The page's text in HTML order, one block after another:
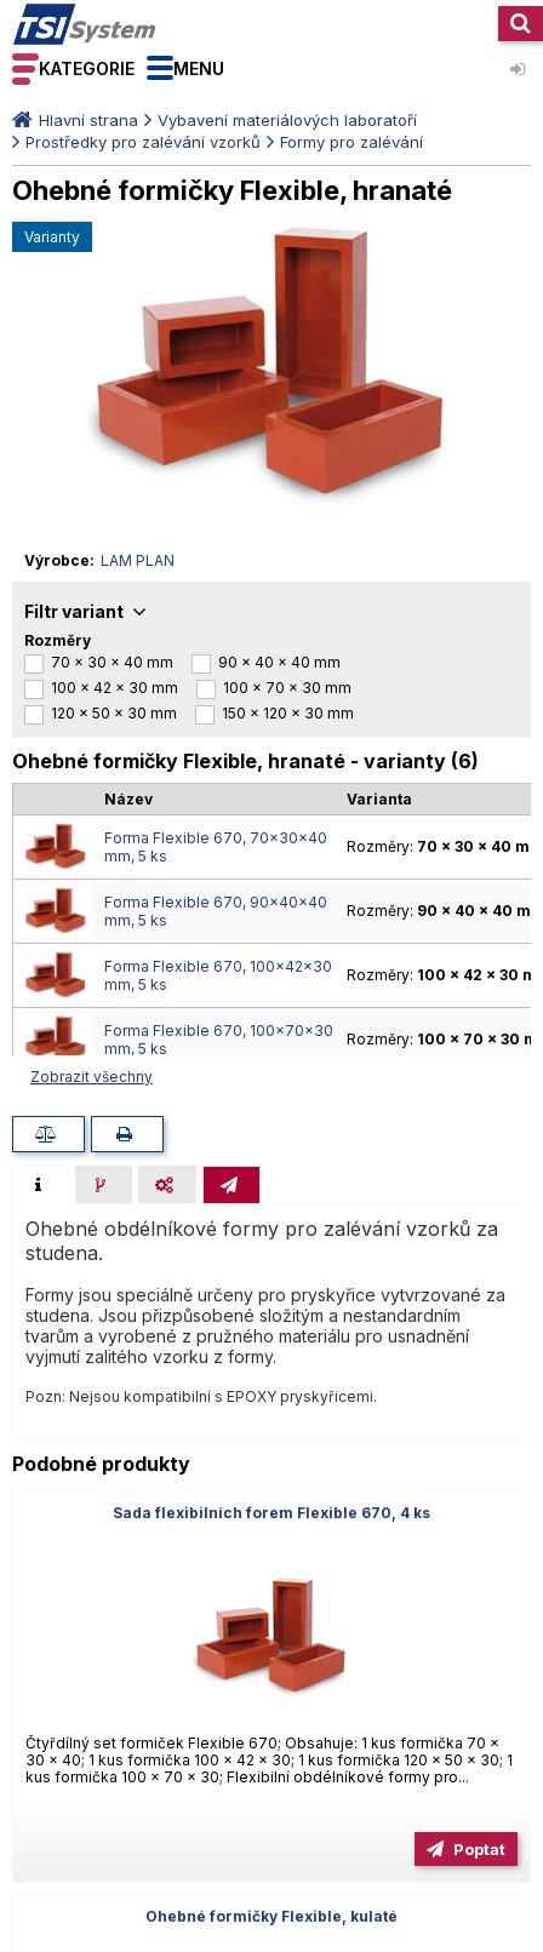
KATEGORIE MENU
Hlavní strana
Vybavení materiálových laboratoří
Prostředky pro zalévání vzorků
Formy pro zalévání
Ohebné formičky Flexible, hranaté
varianty
Výrobce LAM PLAN
Filtr variant
Rozměry
70 x 30 x 40 mm
90 x 40 x 40 mm
100 x 42 x 30 mm
100 x 70 x 30 mm
120 x 50 x 30 mm
150 x 120 x 30 mm
Ohebné formičky Flexible, hranaté - varianty (6)
Název Varianta
Forma Flexible 670, 70×30×40
mm, 5 ks
Rozměry: 70 x 30 x 40 mm
Forma Flexible 670, 90×40×40
mm, 5 ks
Rozměry: 90 x 40 x 40
Forma Flexible 670, 100×42×30
mm, 5 ks
Rozměry: 100 x 42 x 30
Forma Flexible 670, 100×70×30
mm, 5 ks
Rozměry: 100 x 70 x 30
mm, 5 ks
Forma Flexible 670,
150×120×30 mm, 5 ks
Zobrazit všechny
Ohebné obdélníkové formy pro zalévání vzorků za
studena.
Formy jsou speciálně určeny pro pryskyřice vytvrzované za
studena. Jsou přizpůsobené složitým a nestandardním
tvarům a vyrobené z pružného materiálu pro usnadnění
vyjmutí zalitého vzorku z formy.
Pozn: Nejsou kompatibilní s EPOXY pryskyřicemi.
Podobné produkty
Sada flexibilních forem Flexible 670, 4 ks
Čtyřdílný set formiček Flexible 670; Obsahuje: 1 kus formička 70 x
30 x 40; 1 kus formička 100 x 42 x 30; 1 kus formička 120 x 50 x 30; 1
kus formička 100 x 70 x 30; Flexibilní obdélníkové formy pro...
Poptat
Ohebné formičky Flexible, kulaté